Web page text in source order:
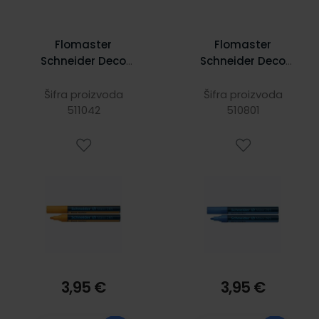
Flomaster
Schneider Deco
tekuća kreda 2-3
mm narančasti
Šifra proizvoda
511042
3,95 €
Flomaster
Schneider Deco
tekuća kreda 2-3
mm plavi S126510
Šifra proizvoda
510801
3,95 €